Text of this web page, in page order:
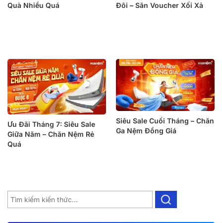
Quà Nhiều Quá
Đôi – Săn Voucher Xối Xả
Ưu Đãi Tháng 7: Siêu Sale
Giữa Năm – Chăn Nệm Rẻ
Quá
Siêu Sale Cuối Tháng – Chăn
Ga Nệm Đồng Giá